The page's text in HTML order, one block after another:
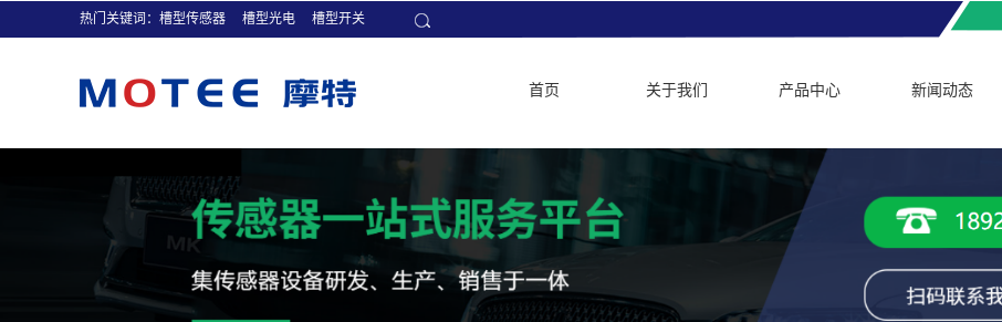
热门关键词： 槽型传感器 槽型光电 槽型开关
首页 关于我们 产品中心 新闻动态